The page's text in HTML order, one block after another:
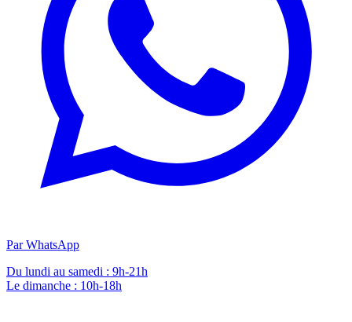
Par WhatsApp
Du lundi au samedi : 9h-21h
Le dimanche : 10h-18h